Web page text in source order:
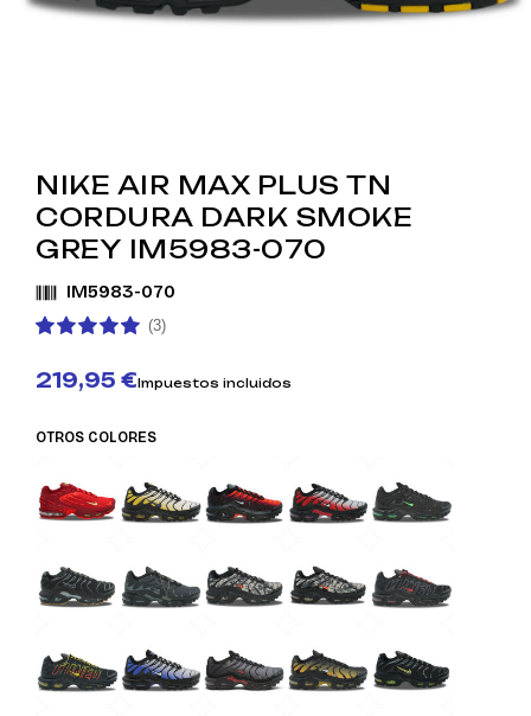
NIKE AIR MAX PLUS TN
CORDURA DARK SMOKE
GREY IM5983-070
IM5983-070
(3)
219,95 €Impuestos incluidos
OTROS COLORES